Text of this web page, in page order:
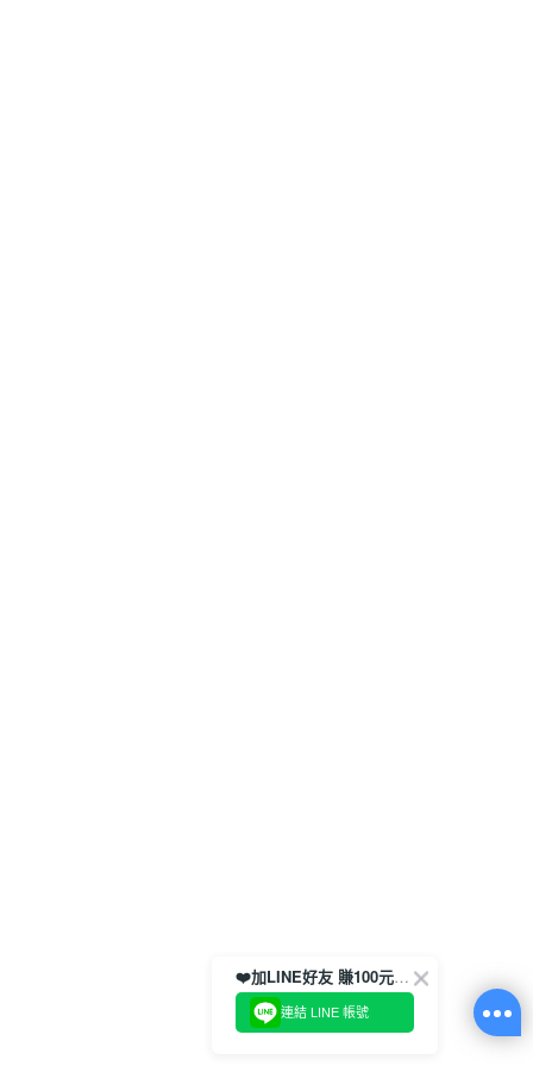
❤️加LINE好友 賺100元券！
連結 LINE 帳號